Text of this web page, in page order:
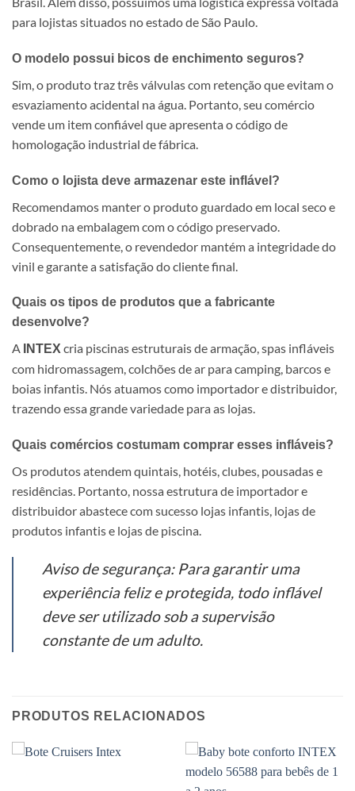
para lojistas situados no estado de São Paulo.
O modelo possui bicos de enchimento seguros?
Sim, o produto traz três válvulas com retenção que evitam o
esvaziamento acidental na água. Portanto, seu comércio
vende um item confiável que apresenta o código de
homologação industrial de fábrica.
Como o lojista deve armazenar este inflável?
Recomendamos manter o produto guardado em local seco e
dobrado na embalagem com o código preservado.
Consequentemente, o revendedor mantém a integridade do
vinil e garante a satisfação do cliente final.
Quais os tipos de produtos que a fabricante
desenvolve?
A INTEXcria piscinas estruturais de armação, spas infláveis
com hidromassagem, colchões de ar para camping, barcos e
boias infantis. Nós atuamos como importador e distribuidor,
trazendo essa grande variedade para as lojas.
Quais comércios costumam comprar esses infláveis?
Os produtos atendem quintais, hotéis, clubes, pousadas e
residências. Portanto, nossa estrutura de importador e
distribuidor abastece com sucesso lojas infantis, lojas de
produtos infantis e lojas de piscina.
Aviso de segurança: Para garantir uma
experiência feliz e protegida, todo inflável
deve ser utilizado sob a supervisão
constante de um adulto.
PRODUTOS RELACIONADOS